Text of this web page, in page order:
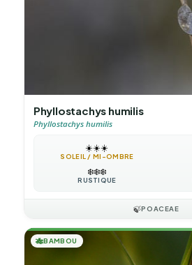
Phyllostachys humilis
Phyllostachys humilis
☀️☀️☀️
SOLEIL / MI-OMBRE
❄️❄️❄️
RUSTIQUE
🍃POACEAE
🎋BAMBOU